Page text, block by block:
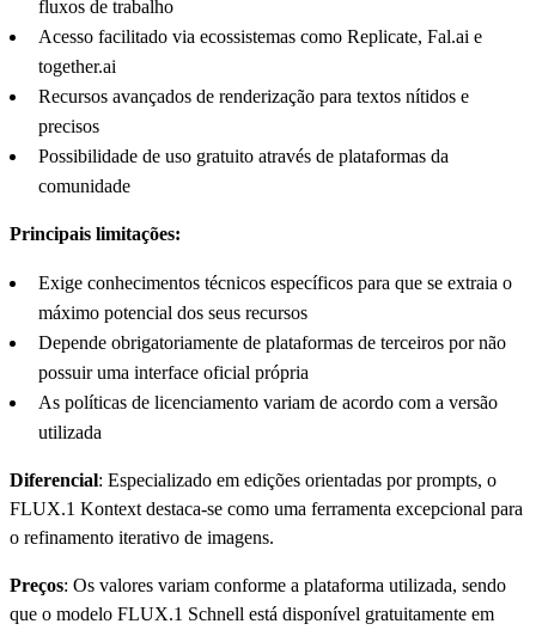
fluxos de trabalho
Acesso facilitado via ecossistemas como Replicate, Fal.ai e
together.ai
Recursos avançados de renderização para textos nítidos e
precisos
Possibilidade de uso gratuito através de plataformas da
comunidade
Principais limitações:
Exige conhecimentos técnicos específicos para que se extraia o
máximo potencial dos seus recursos
Depende obrigatoriamente de plataformas de terceiros por não
possuir uma interface oficial própria
As políticas de licenciamento variam de acordo com a versão
utilizada
Diferencial: Especializado em edições orientadas por prompts, o
FLUX.1 Kontext destaca-se como uma ferramenta excepcional para
o refinamento iterativo de imagens.
Preços: Os valores variam conforme a plataforma utilizada, sendo
que o modelo FLUX.1 Schnell está disponível gratuitamente em